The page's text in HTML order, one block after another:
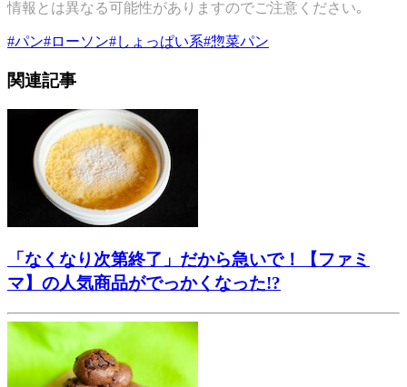
情報とは異なる可能性がありますのでご注意ください｡
#パン#ローソン#しょっぱい系#惣菜パン
関連記事
「なくなり次第終了」だから急いで！【ファミ
マ】の人気商品がでっかくなった!?